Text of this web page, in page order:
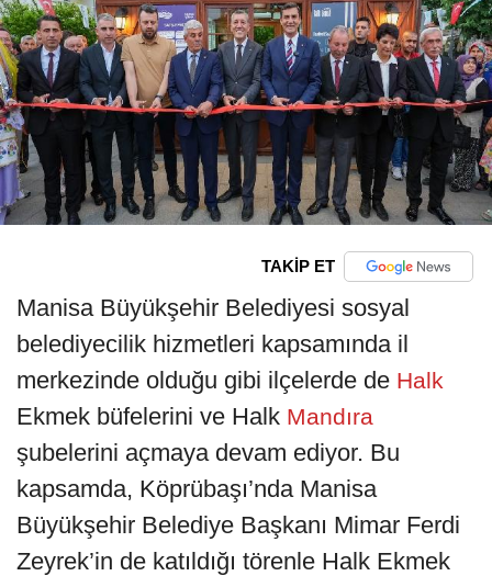
TAKİP ET
Manisa Büyükşehir Belediyesi sosyal
belediyecilik hizmetleri kapsamında il
merkezinde olduğu gibi ilçelerde de Halk
Ekmek büfelerini ve Halk Mandıra
şubelerini açmaya devam ediyor. Bu
kapsamda, Köprübaşı’nda Manisa
Büyükşehir Belediye Başkanı Mimar Ferdi
Zeyrek’in de katıldığı törenle Halk Ekmek